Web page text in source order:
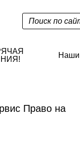
Наши
Право на